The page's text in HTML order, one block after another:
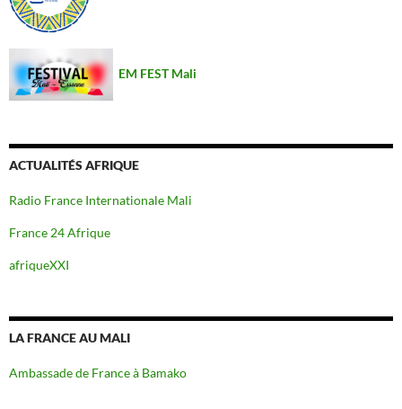
EM FEST Mali
ACTUALITÉS AFRIQUE
Radio France Internationale Mali
France 24 Afrique
afriqueXXI
LA FRANCE AU MALI
Ambassade de France à Bamako